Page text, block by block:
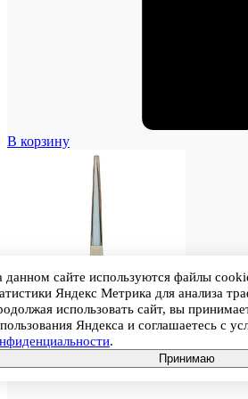
В корзину
данном сайте используются файлы
Яндекс Метрика для анализа
использовать сайт, вы
Яндекса и соглашаетесь с
.
Принимаю